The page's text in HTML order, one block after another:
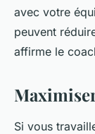
avec votre
peuvent
affirme le
Si vous